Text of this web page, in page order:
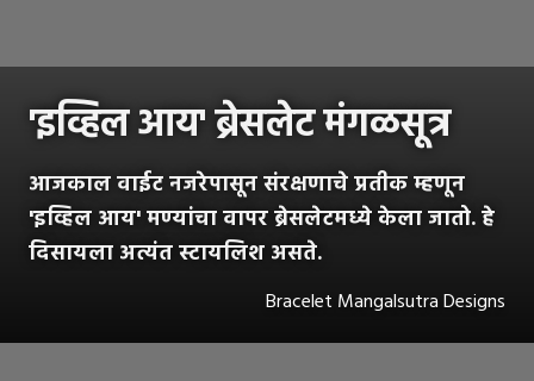
'इव्हिल आय' ब्रेसलेट मंगळसूत्र
आजकाल वाईट नजरेपासून संरक्षणाचे प्रतीक म्हणून
'इव्हिल आय' मण्यांचा वापर ब्रेसलेटमध्ये केला जातो. हे
दिसायला अत्यंत स्टायलिश असते.
Bracelet Mangalsutra Designs